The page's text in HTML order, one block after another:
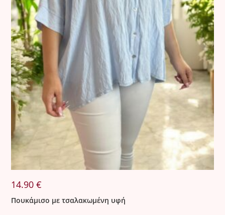
14.90€
Πουκάμισο με τσαλακωμένη υφή